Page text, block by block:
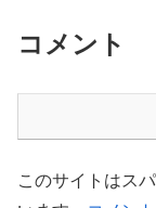
コメント
このサイトはス